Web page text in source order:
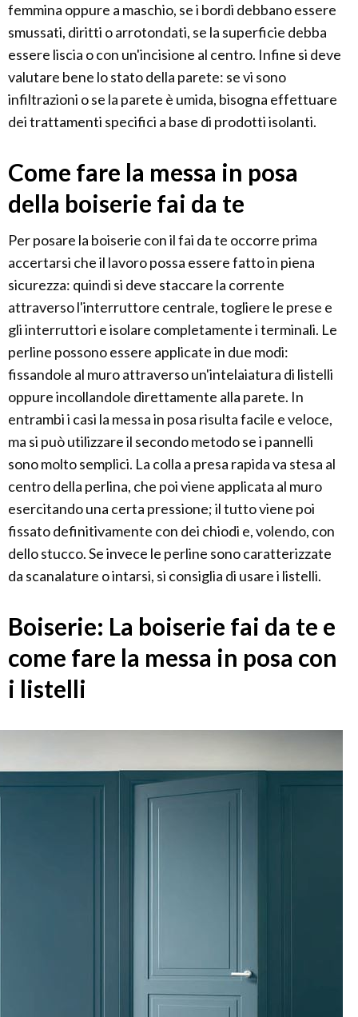
femmina oppure a maschio, se i bordi debbano essere
smussati, diritti o arrotondati, se la superficie debba
essere liscia o con un'incisione al centro. Infine si deve
valutare bene lo stato della parete: se vi sono
infiltrazioni o se la parete è umida, bisogna effettuare
dei trattamenti specifici a base di prodotti isolanti.
Come fare la messa in posa
della boiserie fai da te
Per posare la boiserie con il fai da te occorre prima
accertarsi che il lavoro possa essere fatto in piena
sicurezza: quindi si deve staccare la corrente
attraverso l'interruttore centrale, togliere le prese e
gli interruttori e isolare completamente i terminali. Le
perline possono essere applicate in due modi:
fissandole al muro attraverso un'intelaiatura di listelli
oppure incollandole direttamente alla parete. In
entrambi i casi la messa in posa risulta facile e veloce,
ma si può utilizzare il secondo metodo se i pannelli
sono molto semplici. La colla a presa rapida va stesa al
centro della perlina, che poi viene applicata al muro
esercitando una certa pressione; il tutto viene poi
fissato definitivamente con dei chiodi e, volendo, con
dello stucco. Se invece le perline sono caratterizzate
da scanalature o intarsi, si consiglia di usare i listelli.
Boiserie: La boiserie fai da te e
come fare la messa in posa con
i listelli